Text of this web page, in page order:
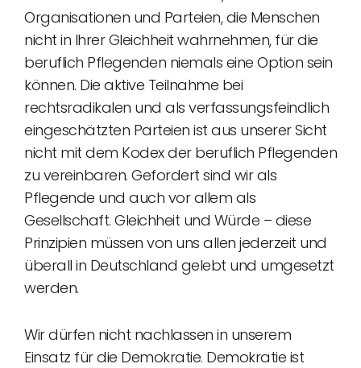
Organisationen und Parteien, die Menschen
nicht in Ihrer Gleichheit wahrnehmen, für die
beruflich Pflegenden niemals eine Option sein
können. Die aktive Teilnahme bei
rechtsradikalen und als verfassungsfeindlich
eingeschätzten Parteien ist aus unserer Sicht
nicht mit dem Kodex der beruflich Pflegenden
zu vereinbaren. Gefordert sind wir als
Pflegende und auch vor allem als
Gesellschaft. Gleichheit und Würde – diese
Prinzipien müssen von uns allen jederzeit und
überall in Deutschland gelebt und umgesetzt
werden.
Wir dürfen nicht nachlassen in unserem
Einsatz für die Demokratie. Demokratie ist